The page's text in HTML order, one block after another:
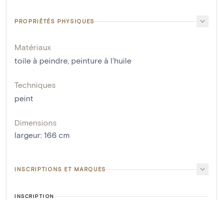
PROPRIÉTÉS PHYSIQUES
Matériaux
toile à peindre, peinture à l'huile
Techniques
peint
Dimensions
largeur: 166 cm
INSCRIPTIONS ET MARQUES
INSCRIPTION